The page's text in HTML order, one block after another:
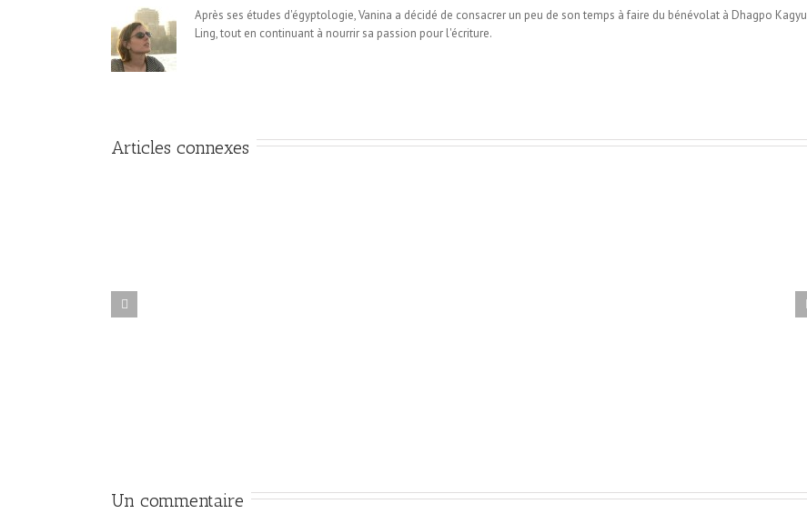
Après ses études d'égyptologie, Vanina a décidé de consacrer un peu de son temps à faire du bénévolat à Dhagpo Kagyu
Ling, tout en continuant à nourrir sa passion pour l'écriture.
Articles connexes
Un commentaire